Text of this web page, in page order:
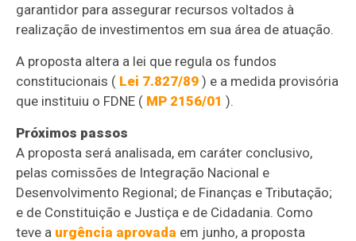
garantidor para assegurar recursos voltados à
realização de investimentos em sua área de atuação.
A proposta altera a lei que regula os fundos
constitucionais ( Lei 7.827/89 ) e a medida provisória
que instituiu o FDNE ( MP 2156/01 ).
Próximos passos
A proposta será analisada, em caráter conclusivo,
pelas comissões de Integração Nacional e
Desenvolvimento Regional; de Finanças e Tributação;
e de Constituição e Justiça e de Cidadania. Como
teve a urgência aprovada em junho, a proposta